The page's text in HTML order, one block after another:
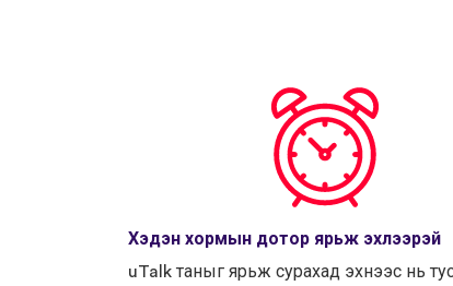
Хэдэн хормын дотор ярьж эхлээрэй
uTalk таныг ярьж сурахад эхнээс нь